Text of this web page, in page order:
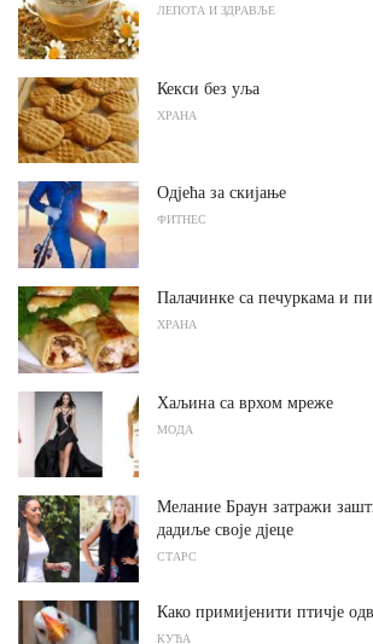
ЛЕПОТА И ЗДРАВЉЕ
Кекси без уља
ХРАНА
Одјећа за скијање
ФИТНЕС
Палачинке са печуркама и
ХРАНА
Хаљина са врхом мреже
МОДА
Мелание Браун затражи
дадиље своје дјеце
СТАРС
Како примијенити птичје
КУЋА